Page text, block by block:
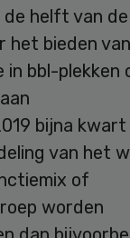
helft van de
bieden van
bbl-plekken
bijna kwart
van het
of
worden